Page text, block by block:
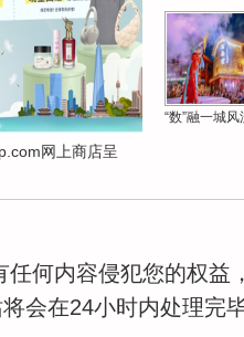
网上商店呈
“数”融一城风
任何内容侵犯您的权益
会在24小时内处理完